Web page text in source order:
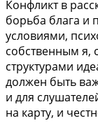
Конфликт в
борьба блага и
условиями,
собственным я,
структурами
должен быть
и для
на карту, и